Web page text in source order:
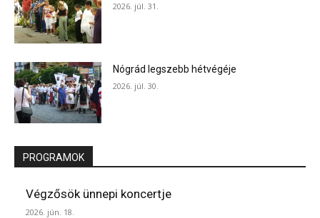
2026. júl. 31.
Nógrád legszebb hétvégéje
2026. júl. 30.
PROGRAMOK
Végzősök ünnepi koncertje
2026. jún. 18.